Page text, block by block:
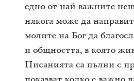
едно от най-важните
някога може да
молите на Бог да
и общността, в която
Писанията са пълни с